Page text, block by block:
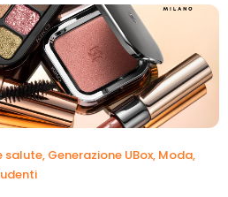
salute, Generazione UBox, Moda,